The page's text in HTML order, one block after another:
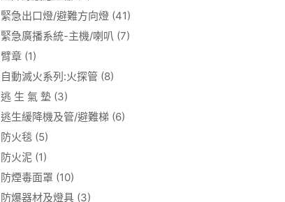
緊急出口燈/避難方向燈 (41)
緊急廣播系統-主機/喇叭 (7)
臂章 (1)
自動滅火系列:火探管 (8)
逃 生 氣 墊 (3)
逃生緩降機及管/避難梯 (6)
防火毯 (5)
防火泥 (1)
防煙毒面罩 (10)
防爆器材及燈具 (3)